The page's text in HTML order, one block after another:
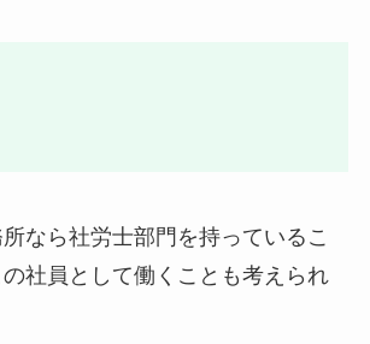
なら社労士部門を持っているこ
社員として働くことも考えられ